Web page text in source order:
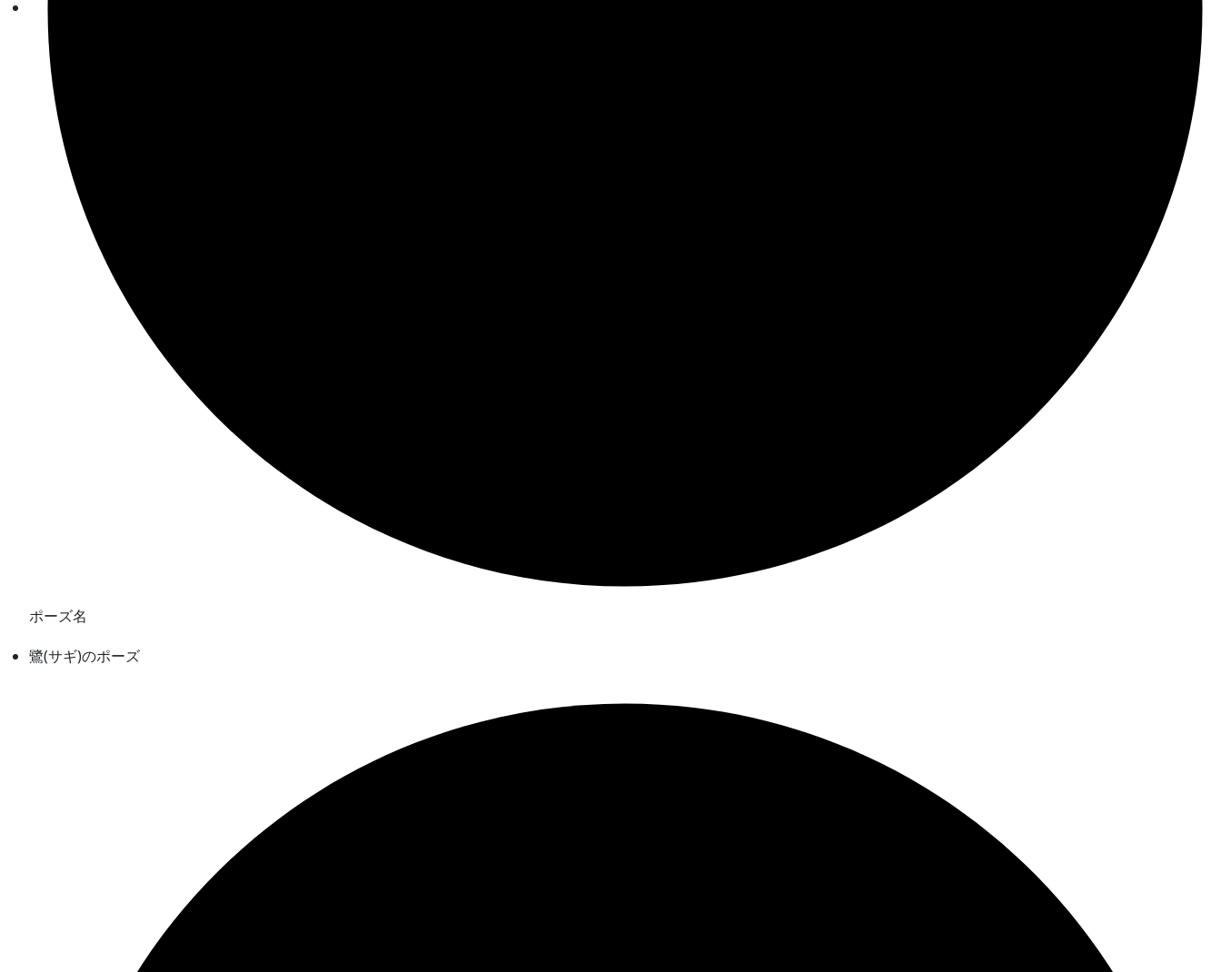
ポーズ名
鷺(サギ)のポーズ